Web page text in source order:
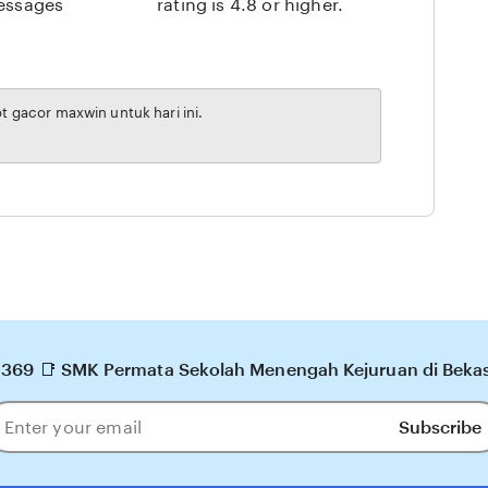
rating is 4.8 or higher.
gacor maxwin untuk hari ini.
📑 SMK Permata Sekolah Menengah Kejuruan di
Subscribe